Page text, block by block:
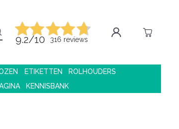
9.2/10 316 reviews
ETIKETTEN
ROLHOUDERS
KENNISBANK